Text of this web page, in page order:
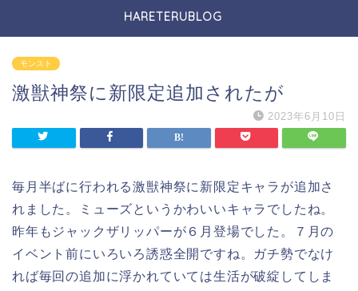
HARETERUBLOG
モンスト
激獣神祭に新限定追加されたが
2023年6月10日
毎月半ばに行われる激獣神祭に新限定キャラが追加さ
れました。ミューズというかわいいキャラでしたね。
昨年もジャックザリッパーが６月登場でした。７月の
イベント前にいろいろ誘惑全開ですね。ガチ勢でなけ
れば毎回の追加に浮かれていては生活が破綻してしま